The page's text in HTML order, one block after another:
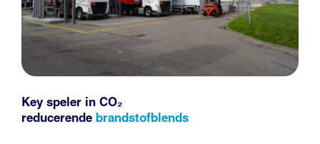
Key speler in CO₂
reducerende brandstofblends